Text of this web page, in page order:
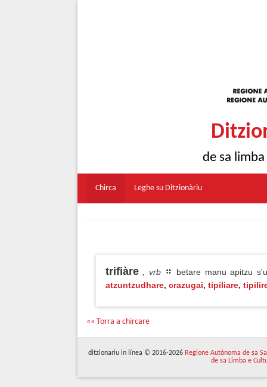
de sa
Chirca Leghe su Ditzionàriu
trifiàre , vrb
betare manu apitzu
atzuntzudhare, crazugai, tipiliare,
«« Torra a chircare
ditzionariu in línea © 2016-2026 Regione Autònoma de sa
de sa Limba e